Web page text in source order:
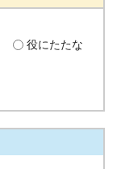
役にたたな